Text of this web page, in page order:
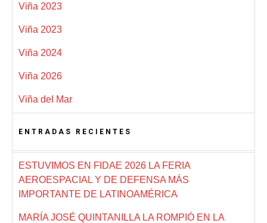
Viña 2023
Viña 2023
Viña 2024
Viña 2026
Viña del Mar
ENTRADAS RECIENTES
ESTUVIMOS EN FIDAE 2026 LA FERIA
AEROESPACIAL Y DE DEFENSA MÁS
IMPORTANTE DE LATINOAMÉRICA
MARÍA JOSÉ QUINTANILLA LA ROMPIÓ EN LA